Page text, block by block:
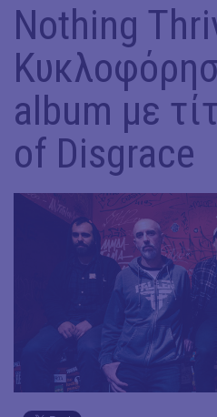
Nothing
album με
of Disgrace